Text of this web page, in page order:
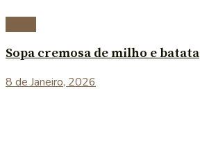
Sopa cremosa de milho e batata
8 de Janeiro, 2026